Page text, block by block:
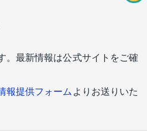
。最新情報は公式サイトをご確
報提供フォーム よりお送りいた